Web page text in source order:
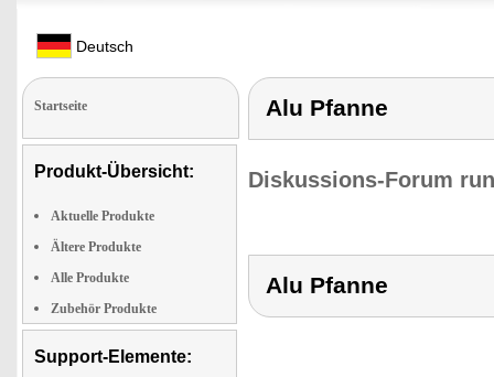
Deutsch
Startseite
Produkt-Übersicht:
Aktuelle Produkte
Ältere Produkte
Alle Produkte
Zubehör Produkte
Support-Elemente:
Alu Pfanne
Diskussions-Forum
Alu Pfanne